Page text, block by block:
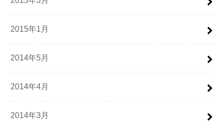
2015年1月
2014年5月
2014年4月
2014年3月